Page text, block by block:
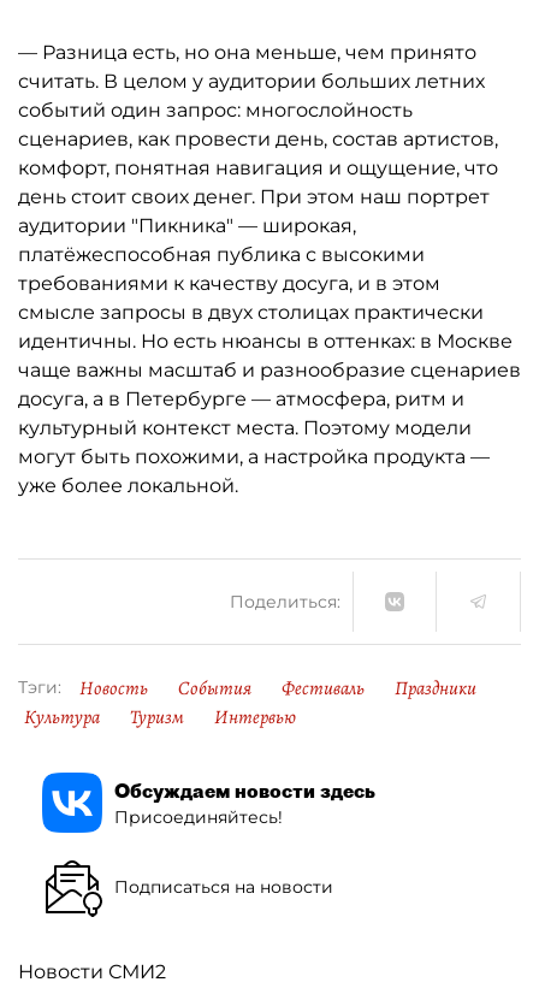
— Разница есть, но она меньше, чем принято
считать. В целом у аудитории больших летних
событий один запрос: многослойность
сценариев, как провести день, состав артистов,
комфорт, понятная навигация и ощущение, что
день стоит своих денег. При этом наш портрет
аудитории "Пикника" — широкая,
платёжеспособная публика с высокими
требованиями к качеству досуга, и в этом
смысле запросы в двух столицах практически
идентичны. Но есть нюансы в оттенках: в Москве
чаще важны масштаб и разнообразие сценариев
досуга, а в Петербурге — атмосфера, ритм и
культурный контекст места. Поэтому модели
могут быть похожими, а настройка продукта —
уже более локальной.
Поделиться:
Тэги: Новость События Фестиваль
Праздники
Культура
Туризм Интервью
Обсуждаем новости здесь
Присоединяйтесь!
Подписаться на новости
Новости СМИ2